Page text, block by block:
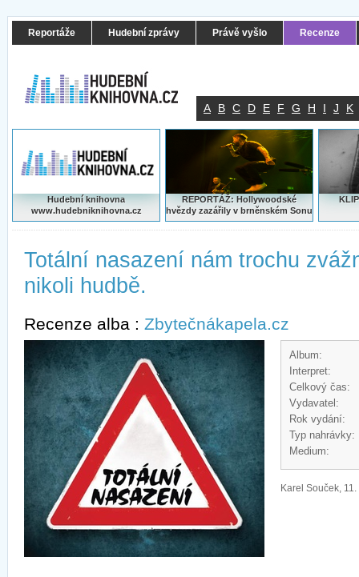
Reportáže Hudební zprávy Právě vyšlo Recenze
A B C D E F G H I J K
Hudební knihovna
www.hudebniknihovna.cz
REPORTÁŽ: Hollywoodské
hvězdy zazářily v brněnském Sonu
Totální nasazení nám trochu
nikoli hudbě.
Recenze alba : Zbytečnákapela.cz
Album:
Interpret:
Celkový čas:
Vydavatel:
Rok vydání:
Typ nahrávky:
Medium:
Karel Souček,